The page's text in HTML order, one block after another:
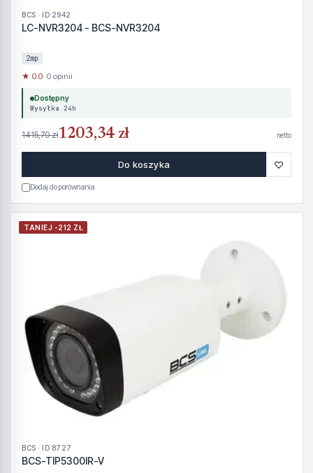
BCS · ID 2942
LC-NVR3204 - BCS-NVR3204
2mp
★ 0.0· 0 opinii
Dostępny
Wysyłka 24h
1415,70 zł1203,34 zł netto
Do koszyka ♡
Dodaj do porównania
TANIEJ -212 ZŁ
BCS · ID 8727
BCS-TIP5300IR-V